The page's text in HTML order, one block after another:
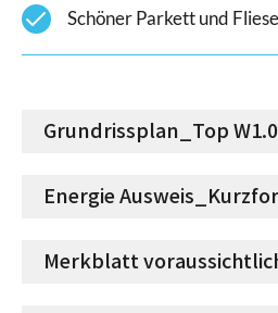
check Schöner Parkett und
Grundrissplan_Top
Energie